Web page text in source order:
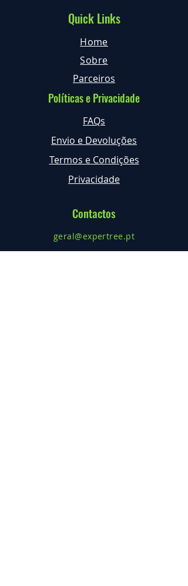
Quick Links
Home
Sobre
Parceiros
Políticas e Privacidade
FAQs
Envio e Devoluções
Termos e Condições
Privacidade
Contactos
geral@expertree.pt
+351 968 633 222 *